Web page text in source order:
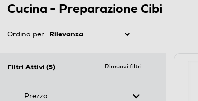
Cucina - Preparazione Cibi
Ordina per:
Filtri Attivi (5) Rimuovi filtri
Prezzo